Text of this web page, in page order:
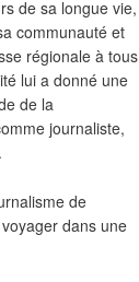
de sa longue vie,
communauté et
régionale à tous
lui a donné une
de la
journaliste,
de
dans une